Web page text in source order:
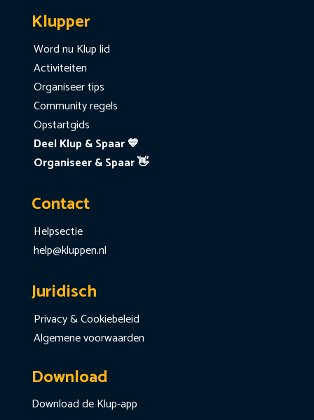
Klupper
Word nu Klup lid
Activiteiten
Organiseer tips
Community regels
Opstartgids
Deel Klup & Spaar 💙
Organiseer & Spaar 👋
Contact
Helpsectie
help@kluppen.nl
Juridisch
Privacy & Cookiebeleid
Algemene voorwaarden
Download
Download de Klup-app